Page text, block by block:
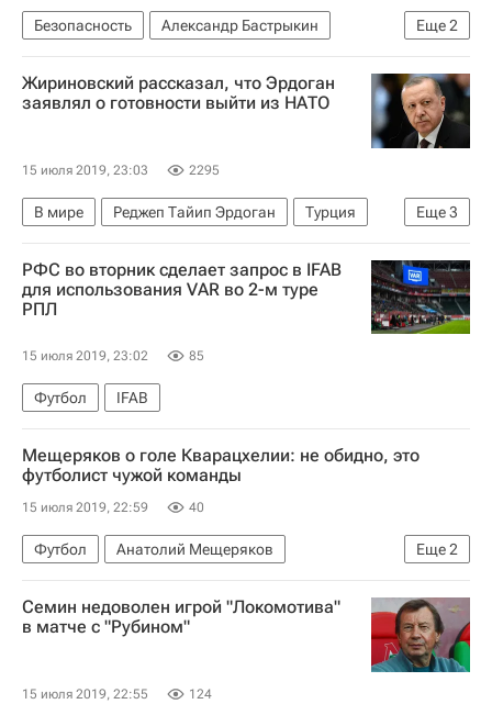
Еще2
Безопасность
Александр Бастрыкин
Следственный комитет России (СК РФ)
Россия
Жириновский рассказал, что Эрдоган
заявлял о готовности выйти из НАТО
15 июля 2019, 23:03 2295
Еще3
В мире Реджеп Тайип Эрдоган
Турция
Владимир Жириновский
НАТО Россия
РФС во вторник сделает запрос в IFAB
для использования VAR во 2-м туре
РПЛ
15 июля 2019, 23:02 85
Футбол IFAB
Мещеряков о голе Кварацхелии: не обидно, это
футболист чужой команды
15 июля 2019, 22:59 40
Еще2
Футбол
Анатолий Мещеряков
Локомотив (Москва)
Рубин
Семин недоволен игрой "Локомотива"
в матче с "Рубином"
15 июля 2019, 22:55 124